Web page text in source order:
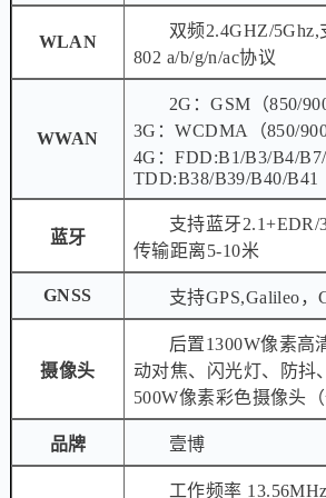
WLAN
双频2.4GHZ/5Ghz,
802 a/b/g/n/ac协议
WWAN
2G：GSM（850/
3G：WCDMA（850/
4G：FDD:B1/B3/B4/
TDD:B38/B39/B40/B41
蓝牙
支持蓝牙2.1+EDR/
传输距离5-10米
GNSS 支持GPS,Galileo，
摄像头
后置1300W像素高
动对焦、闪光灯、防抖
500W像素彩色摄像头（
品牌 壹博
工作频率